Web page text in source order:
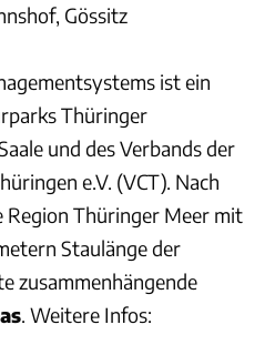
Gössitz
ist ein
Thüringer
und des Verbands der
e.V. (VCT). Nach
Region Thüringer Meer mit
Staulänge der
zusammenhängende
. Weitere Infos: